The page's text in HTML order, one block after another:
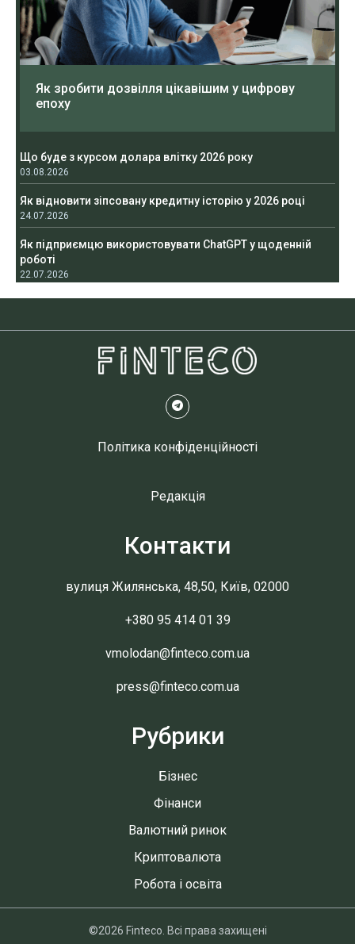
Як зробити дозвілля цікавішим у цифрову
епоху
Що буде з курсом долара влітку 2026 року
03.08.2026
Як відновити зіпсовану кредитну історію у 2026 році
24.07.2026
Як підприємцю використовувати ChatGPT у щоденній
роботі
22.07.2026
Політика конфіденційності
Редакція
Контакти
вулиця Жилянська, 48,50, Київ, 02000
+380 95 414 01 39
vmolodan@finteco.com.ua
press@finteco.com.ua
Рубрики
Бізнес
Фінанси
Валютний ринок
Криптовалюта
Робота і освіта
©2026 Finteco. Всі права захищені